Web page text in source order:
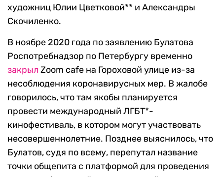
художниц Юлии Цветковой** и Александры
Скочиленко.
В ноябре 2020 года по заявлению Булатова
Роспотребнадзор по Петербургу временно
закрыл Zoom cafe на Гороховой улице из-за
несоблюдения коронавирусных мер. В жалобе
говорилось, что там якобы планируется
провести международный ЛГБТ*-
кинофестиваль, в котором могут участвовать
несовершеннолетние. Позднее выяснилось, что
Булатов, судя по всему, перепутал название
точки общепита с платформой для проведения